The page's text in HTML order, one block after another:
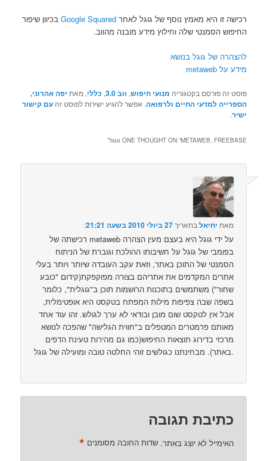
רכישה זו היא מאמץ נוסף של גוגל לאחרGoogle Squared בכיוון שיפור
החיפוש הסמנטי שלה וחילוץ מידע מובנה מהווב.
להצהרה של גוגל בנושא
מידע על metaweb
פוסט זה פורסם בקטגוריה מנועי חיפוש, ווב 3.0 , כללי, מאת יפה אהרוני,
הספרייה למדעי החיים ולרפואה. אפשר להגיע ישירות לפוסט זהעם קישור
ישיר.
ONE THOUGHT ON “METAWEB, FREEBASE וגוגל ”
מאת יחיאל בתאריך27 ביולי 2010 בשעה 21:21 :‏
רכישתה של metaweb על ידי גוגל היא בעצם מעין הצהרה
בפומבי של גוגל על חשיבותו ההולכת וגוברת של הניתוח
הסמנטי של התוכן באתר, וזאת עקב העובדה שיותר ויותר בעלי
אתרים המקדמים את אתריהם בצורה מפוקפקת(קידום "כובע
שחור") משתמשים בתוכנות הרושמות תוכן ב"גוגלית", כלומר
בשפה שבה צפיפות מילות המפתח בטקסט היא אופטימלית,
אבל אין לטקסט שום מובן ובודאי לא ערך לגולש. זהו עוד אחד
מאותם פרמטרים המטפלים ב"חווית הגלישה" שהפכה לנושא
מרכזי בדירוג תוצאות החיפוש(כמו גם מהירות טעינת הדפים
באתר). מבחינתנו כגולשים זוהי החלטה טובה ומועילה של גוגל.
כתיבת תגובה
האימייל לא יוצג באתר. שדות החובה מסומנים *